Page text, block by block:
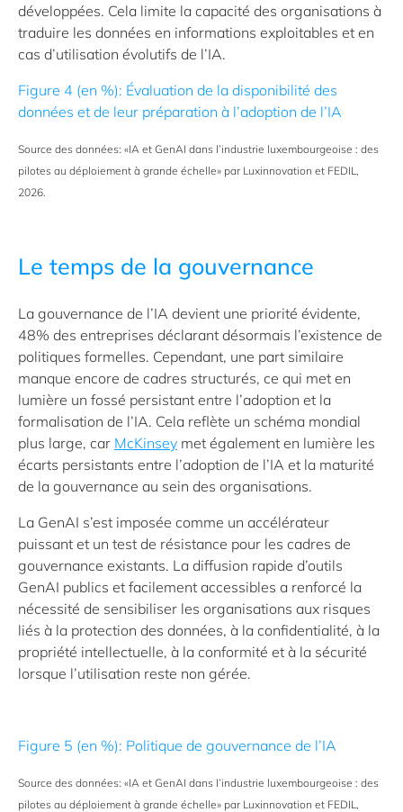
développées. Cela limite la capacité des organisations à
traduire les données en informations exploitables et en
cas d’utilisation évolutifs de l’IA.
Figure 4 (en %): Évaluation de la disponibilité des
données et de leur préparation à l’adoption de l’IA
Source des données: «IA et GenAI dans l’industrie luxembourgeoise : des
pilotes au déploiement à grande échelle» par Luxinnovation et FEDIL,
2026.
Le temps de la gouvernance
La gouvernance de l’IA devient une priorité évidente,
48% des entreprises déclarant désormais l’existence de
politiques formelles. Cependant, une part similaire
manque encore de cadres structurés, ce qui met en
lumière un fossé persistant entre l’adoption et la
formalisation de l’IA. Cela reflète un schéma mondial
plus large, car McKinsey met également en lumière les
écarts persistants entre l’adoption de l’IA et la maturité
de la gouvernance au sein des organisations.
La GenAI s’est imposée comme un accélérateur
puissant et un test de résistance pour les cadres de
gouvernance existants. La diffusion rapide d’outils
GenAI publics et facilement accessibles a renforcé la
nécessité de sensibiliser les organisations aux risques
liés à la protection des données, à la confidentialité, à la
propriété intellectuelle, à la conformité et à la sécurité
lorsque l’utilisation reste non gérée.
Figure 5 (en %): Politique de gouvernance de l’IA
Source des données: «IA et GenAI dans l’industrie luxembourgeoise : des
pilotes au déploiement à grande échelle» par Luxinnovation et FEDIL,